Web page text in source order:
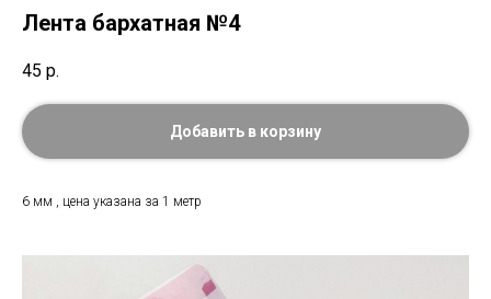
Лента бархатная №4
45 р.
Добавить в корзину
6 мм , цена указана за 1 метр